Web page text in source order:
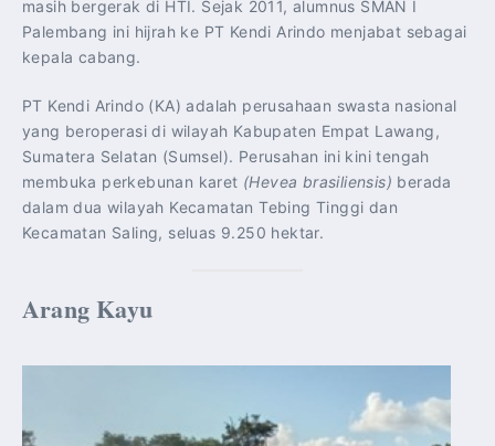
masih bergerak di HTI. Sejak 2011, alumnus SMAN I
Palembang ini hijrah ke PT Kendi Arindo menjabat sebagai
kepala cabang.
PT Kendi Arindo (KA) adalah perusahaan swasta nasional
yang beroperasi di wilayah Kabupaten Empat Lawang,
Sumatera Selatan (Sumsel). Perusahan ini kini tengah
membuka perkebunan karet (Hevea brasiliensis) berada
dalam dua wilayah Kecamatan Tebing Tinggi dan
Kecamatan Saling, seluas 9.250 hektar.
Arang Kayu